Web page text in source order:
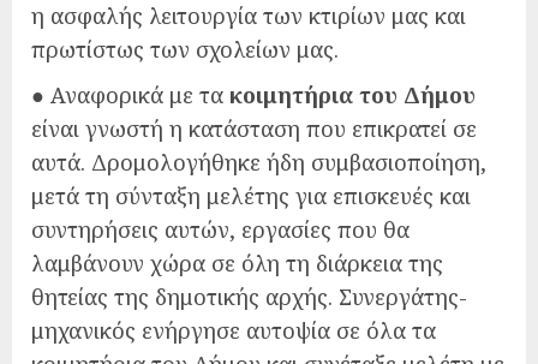
η ασφαλής λειτουργία των κτιρίων μας και
πρωτίστως των σχολείων μας.
● Αναφορικά με τα κοιμητήρια του Δήμου
είναι γνωστή η κατάσταση που επικρατεί σε
αυτά. Δρομολογήθηκε ήδη συμβασιοποίηση,
μετά τη σύνταξη μελέτης για επισκευές και
συντηρήσεις αυτών, εργασίες που θα
λαμβάνουν χώρα σε όλη τη διάρκεια της
θητείας της δημοτικής αρχής. Συνεργάτης-
μηχανικός ενήργησε αυτοψία σε όλα τα